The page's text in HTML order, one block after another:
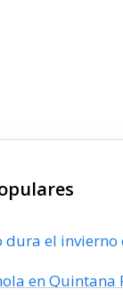
dura el invierno
en Quintana